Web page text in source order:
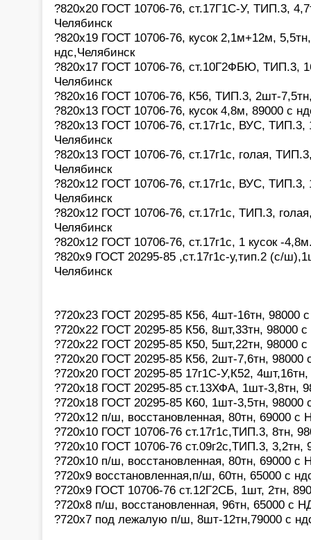
?820х20 ГОСТ 10706-76, ст.17Г1С-У, ТИП.3,
Челябинск
?820х19 ГОСТ 10706-76, кусок 2,1м+12м,
ндс,Челябинск
?820х17 ГОСТ 10706-76, ст.10Г2ФБЮ, ТИП.3,
Челябинск
?820х16 ГОСТ 10706-76, К56, ТИП.3, 2шт-
?820х13 ГОСТ 10706-76, кусок 4,8м, 89000 с
?820х13 ГОСТ 10706-76, ст.17г1с, ВУС, ТИП.3,
Челябинск
?820х13 ГОСТ 10706-76, ст.17г1с, голая,
Челябинск
?820х12 ГОСТ 10706-76, ст.17г1с, ВУС, ТИП.3,
Челябинск
?820х12 ГОСТ 10706-76, ст.17г1с, ТИП.3,
Челябинск
?820х12 ГОСТ 10706-76, ст.17г1с, 1 кусок -
?820x9 ГОСТ 20295-85 ,ст.17г1с-у,тип.2 (с/
Челябинск
?720х23 ГОСТ 20295-85 К56, 4шт-16тн, 98000
?720х22 ГОСТ 20295-85 К56, 8шт,33тн, 98000
?720х22 ГОСТ 20295-85 К50, 5шт,22тн, 98000
?720х20 ГОСТ 20295-85 К56, 2шт-7,6тн, 98000
?720х20 ГОСТ 20295-85 17г1С-У,К52,
?720х18 ГОСТ 20295-85 ст.13ХФА, 1шт-3,8тн,
?720х18 ГОСТ 20295-85 К60, 1шт-3,5тн, 98000
?720х12 п/ш, восстановленная, 80тн, 69000 с
?720х10 ГОСТ 10706-76 ст.17г1с,ТИП.3, 8тн,
?720х10 ГОСТ 10706-76 ст.09г2с,ТИП.3, 3,2тн,
?720х10 п/ш, восстановленная, 80тн, 69000 с
?720х9 восстановленная,п/ш, 60тн, 65000 с
?720х9 ГОСТ 10706-76 ст.12Г2СБ, 1шт, 2тн,
?720х8 п/ш, восстановленная, 96тн, 65000 с
?720х7 под лежалую п/ш, 8шт-12тн,79000 с